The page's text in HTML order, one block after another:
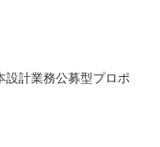
設計業務公募型プロポ